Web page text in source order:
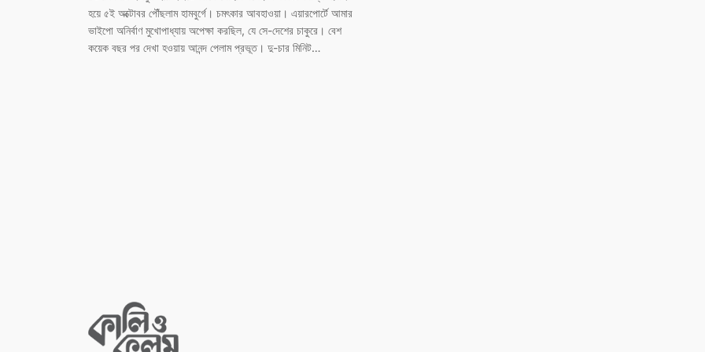
হয়ে ৫ই অক্টোবর পৌঁছলাম হামবুর্গে। চমৎকার আবহাওয়া। এয়ারপোর্টে আমার
ভাইপো অনির্বাণ মুখোপাধ্যায় অপেক্ষা করছিল, যে সে-দেশের চাকুরে। বেশ
কয়েক বছর পর দেখা হওয়ায় আনন্দ পেলাম প্রভূত। দু-চার মিনিট…